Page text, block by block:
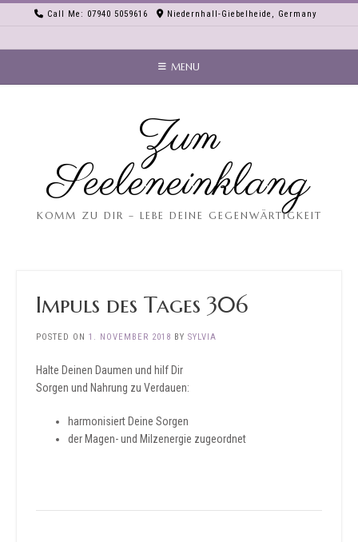
Call Me: 07940 5059616 Niedernhall-Giebelheide, Germany
MENU
Zum
Seeleneinklang
KOMM ZU DIR – LEBE DEINE GEGENWÄRTIGKEIT
Impuls des Tages 306
POSTED ON 1. NOVEMBER 2018 BY SYLVIA
Halte Deinen Daumen und hilf Dir
Sorgen und Nahrung zu Verdauen:
harmonisiert Deine Sorgen
der Magen- und Milzenergie zugeordnet